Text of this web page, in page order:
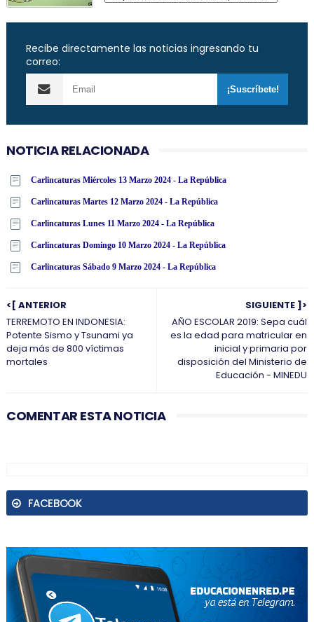
Recibe directamente las noticias ingresando tu
correo:
NOTICIA RELACIONADA
Carlincaturas Miércoles 13 Marzo 2024 - La República
Carlincaturas Martes 12 Marzo 2024 - La República
Carlincaturas Lunes 11 Marzo 2024 - La República
Carlincaturas Domingo 10 Marzo 2024 - La República
Carlincaturas Sábado 9 Marzo 2024 - La República
SIGUIENTE ]>
AÑO ESCOLAR 2019: Sepa cuál
es la edad para matricular en
inicial y primaria por
disposición del Ministerio de
Educación - MINEDU
<[ ANTERIOR
TERREMOTO EN INDONESIA:
Potente Sismo y Tsunami ya
deja más de 800 víctimas
mortales
COMENTAR ESTA NOTICIA
FACEBOOK